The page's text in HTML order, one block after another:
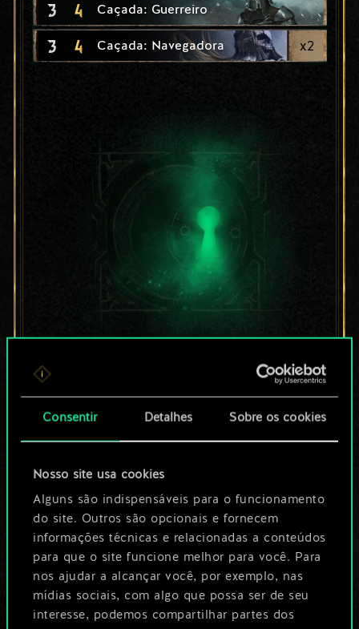
Consentir Detalhes Sobre os cookies
Nosso site usa cookies
Alguns são indispensáveis para o funcionamento
do site. Outros são opcionais e fornecem
informações técnicas e relacionadas a conteúdos
para que o site funcione melhor para você. Para
nos ajudar a alcançar você, por exemplo, nas
mídias sociais, com algo que possa ser de seu
interesse, podemos compartilhar partes dos
3 4 Caçada: Guerreiro
3 4 Caçada: Navegadora x2
Por enquanto, isto é
apenas um conjunto
compartilhado.
No entanto, dá para
ser muito mais!
Dê um nome para este baralho e crie
um guia